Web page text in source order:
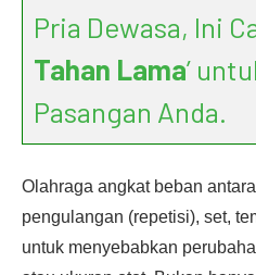
Pria Dewasa, Ini
Tahan Lama’
Pasangan Anda.
Olahraga angkat beban
pengulangan (repetisi), set,
untuk menyebabkan